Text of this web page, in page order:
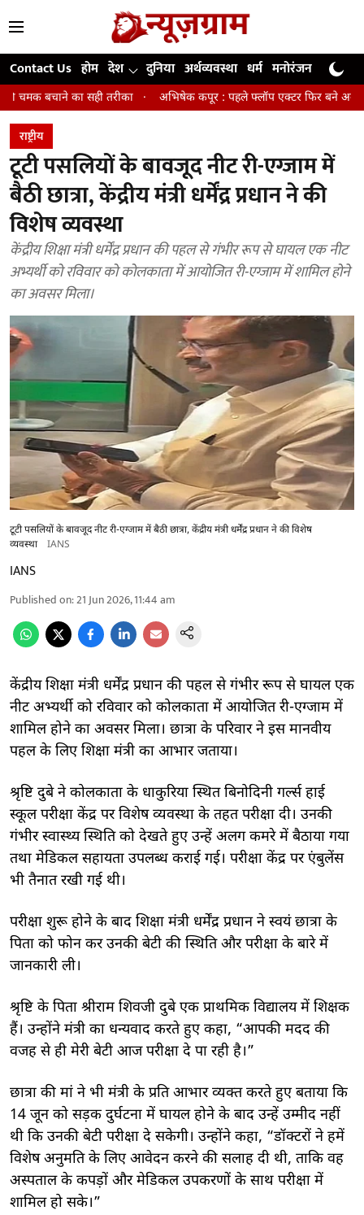
Contact Us होम देश दुनिया अर्थव्यवस्था धर्म मनोरंजन खेल
तरीका अभिषेक कपूर : पहले फ्लॉप एक्टर फिर बने अवॉर्ड विनिंग डायरेक्टर
राष्ट्रीय
टूटी पसलियों के बावजूद नीट री-एग्जाम में
बैठी छात्रा, केंद्रीय मंत्री धर्मेंद्र प्रधान ने की
विशेष व्यवस्था
केंद्रीय शिक्षा मंत्री धर्मेंद्र प्रधान की पहल से गंभीर रूप से घायल एक नीट
अभ्यर्थी को रविवार को कोलकाता में आयोजित री-एग्जाम में शामिल होने
का अवसर मिला।
टूटी पसलियों के बावजूद नीट री-एग्जाम में बैठी छात्रा, केंद्रीय मंत्री धर्मेंद्र प्रधान ने की विशेष
व्यवस्था
IANS
IANS
Published on:21 Jun 2026, 11:44 am
केंद्रीय शिक्षा मंत्री धर्मेंद्र प्रधान की पहल से गंभीर रूप से घायल एक
नीट अभ्यर्थी को रविवार को कोलकाता में आयोजित री-एग्जाम में
शामिल होने का अवसर मिला। छात्रा के परिवार ने इस मानवीय
पहल के लिए शिक्षा मंत्री का आभार जताया।
श्रृष्टि दुबे ने कोलकाता के धाकुरिया स्थित बिनोदिनी गर्ल्स हाई
स्कूल परीक्षा केंद्र पर विशेष व्यवस्था के तहत परीक्षा दी। उनकी
गंभीर स्वास्थ्य स्थिति को देखते हुए उन्हें अलग कमरे में बैठाया गया
तथा मेडिकल सहायता उपलब्ध कराई गई। परीक्षा केंद्र पर एंबुलेंस
भी तैनात रखी गई थी।
परीक्षा शुरू होने के बाद शिक्षा मंत्री धर्मेंद्र प्रधान ने स्वयं छात्रा के
पिता को फोन कर उनकी बेटी की स्थिति और परीक्षा के बारे में
जानकारी ली।
श्रृष्टि के पिता श्रीराम शिवजी दुबे एक प्राथमिक विद्यालय में शिक्षक
हैं। उन्होंने मंत्री का धन्यवाद करते हुए कहा, “आपकी मदद की
वजह से ही मेरी बेटी आज परीक्षा दे पा रही है।”
छात्रा की मां ने भी मंत्री के प्रति आभार व्यक्त करते हुए बताया कि
14 जून को सड़क दुर्घटना में घायल होने के बाद उन्हें उम्मीद नहीं
थी कि उनकी बेटी परीक्षा दे सकेगी। उन्होंने कहा, “डॉक्टरों ने हमें
विशेष अनुमति के लिए आवेदन करने की सलाह दी थी, ताकि वह
अस्पताल के कपड़ों और मेडिकल उपकरणों के साथ परीक्षा में
शामिल हो सके।”